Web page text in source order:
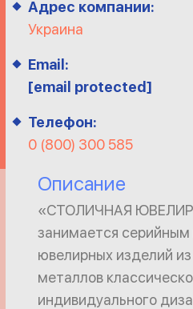
Адрес компании:
Украина
Email:
[email protected]
Телефон:
0 (800) 300 585
Описание
«СТОЛИЧНАЯ
занимается серийным
ювелирных изделий
металлов
индивидуального